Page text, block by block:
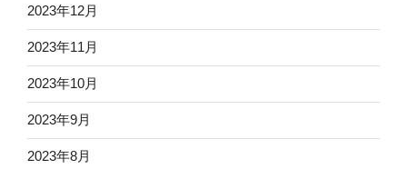
2023年12月
2023年11月
2023年10月
2023年9月
2023年8月